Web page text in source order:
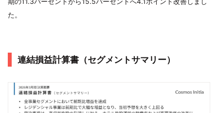
た。
連結損益計算書（セグメントサマリー）